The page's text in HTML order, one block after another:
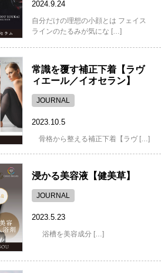
2024.9.24
自分だけの理想の小顔とは フェイス
ラインのたるみが気にな […]
常識を覆す補正下着【ラヴ
ィエール／イオセラン】
JOURNAL
2023.10.5
骨格から整える補正下着【ラヴ […]
浸かる美容液【健美草】
JOURNAL
2023.5.23
浴槽を美容成分 […]